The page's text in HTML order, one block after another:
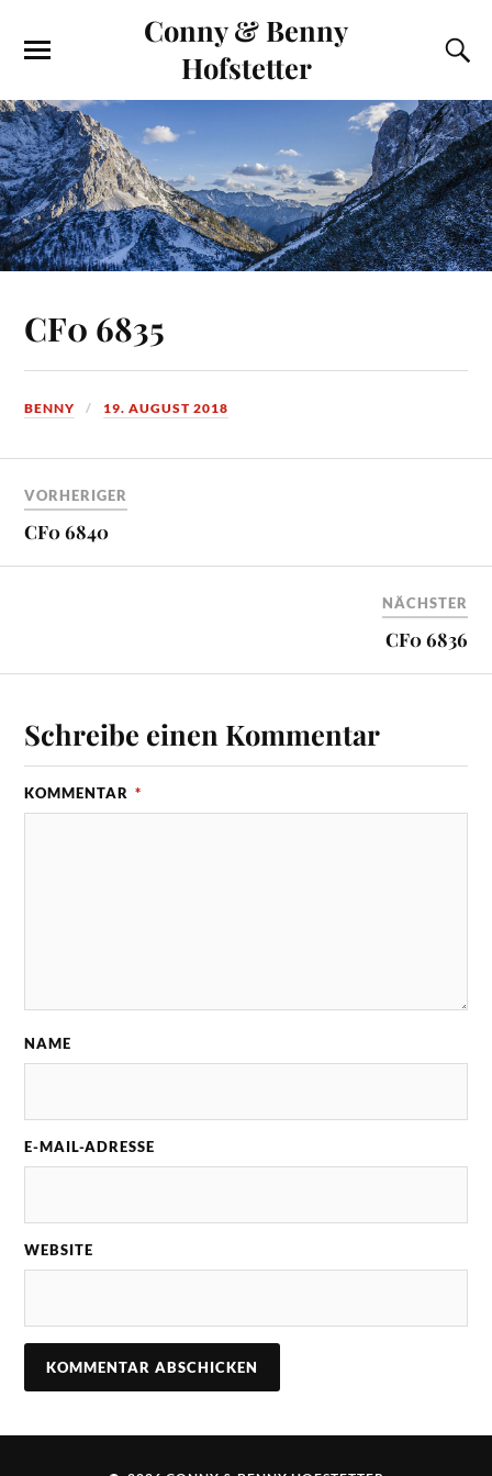
Conny & Benny
Hofstetter
CF0 6835
BENNY 19. AUGUST 2018
VORHERIGER
CF0 6840
NÄCHSTER
CF0 6836
Schreibe einen Kommentar
KOMMENTAR *
NAME
E-MAIL-ADRESSE
WEBSITE